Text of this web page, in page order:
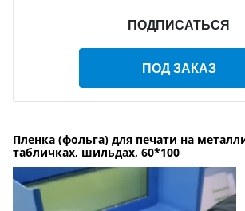
ПОДПИСАТЬСЯ
ПОД ЗАКАЗ
Пленка (фольга) для печати на
табличках, шильдах, 60*100